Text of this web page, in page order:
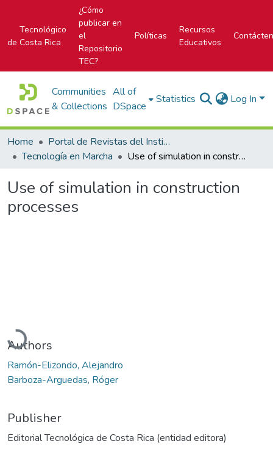
Tecnológico
de Costa Rica
¿Cómo
publicar en
el
Repositorio
TEC?
Políticas
Recursos
Educativos
Communities
& Collections
All of
DSpace
Statistics Log In
Home
Portal de Revistas del Instituto Tecnológico de Costa Rica
Tecnología en Marcha
Use of simulation in construction processes
Use of simulation in construction
processes
Loading...
Authors
Ramón-Elizondo, Alejandro
Barboza-Arguedas, Róger
Publisher
Editorial Tecnológica de Costa Rica (entidad editora)